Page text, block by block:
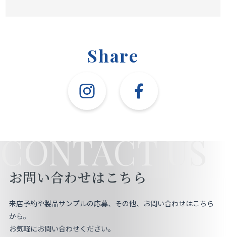
Share
CONTACT US
お問い合わせはこちら
来店予約や製品サンプルの応募、その他、お問い合わせはこちら
から。
お気軽にお問い合わせください。